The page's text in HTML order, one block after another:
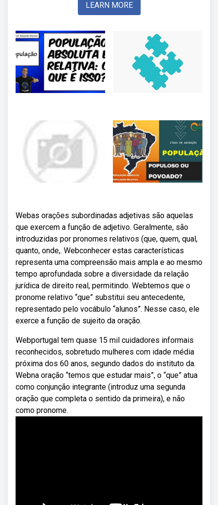
LEARN MORE
Webas orações subordinadas adjetivas são aquelas
que exercem a função de adjetivo. Geralmente, são
introduzidas por pronomes relativos (que, quem, qual,
quanto, onde,. Webconhecer estas características
representa uma compreensão mais ampla e ao mesmo
tempo aprofundada sobre a diversidade da relação
jurídica de direito real, permitindo. Webtemos que o
pronome relativo “que” substitui seu antecedente,
representado pelo vocábulo “alunos”. Nesse caso, ele
exerce a função de sujeito da oração.
Webportugal tem quase 15 mil cuidadores informais
reconhecidos, sobretudo mulheres com idade média
próxima dos 60 anos, segundo dados do instituto da.
Webna oração “temos que estudar mais”, o “que” atua
como conjunção integrante (introduz uma segunda
oração que completa o sentido da primeira), e não
como pronome.